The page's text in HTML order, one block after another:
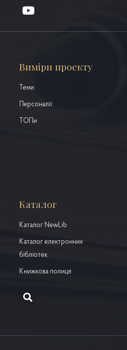
Виміри проекту
Теми
Персоналії
ТОПи
Каталог
Каталог NewLib
Каталог електронних
бібліотек
Книжкова полиця